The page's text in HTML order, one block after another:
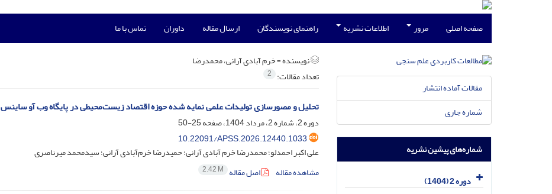
صفحه اصلی مرور اطلاعات نشریه راهنمای نویسندگان ارسال مقاله داوران تماس با ما
نویسنده =خرم آبادی آرانی، محمدرضا
تعداد مقالات: 2
تحلیل و مصورسازی تولیدات علمی نمایه شده حوزه اقتصاد زیست‌محیطی در پایگاه وب آو ساینس
دوره 2، شماره 2، مرداد 1404، صفحه
25-50
10.22091/APSS.2026.12440.1033
علی اکبر احمدلو؛ محمدرضا خرم آبادی آرانی؛ حمیدرضا خرم‌آبادی آرانی؛ سیدمحمد میرناصری
مشاهده مقاله
اصل مقاله 2.42 M
مقالات آماده انتشار
شماره جاری
شماره‌های پیشین نشریه
دوره 2 (1404)